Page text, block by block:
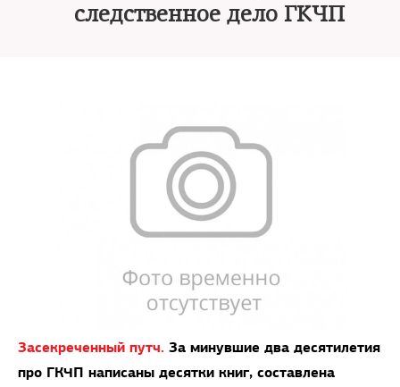
следственное дело ГКЧП
Засекреченный путч. За минувшие два десятилетия
про ГКЧП написаны десятки книг, составлена